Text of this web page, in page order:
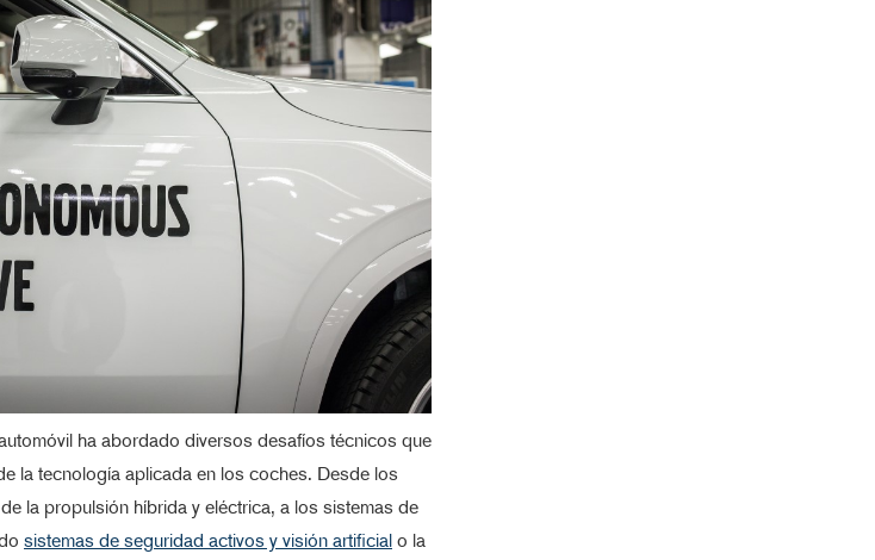
ha abordado diversos desafíos técnicos que
la tecnología aplicada en los coches. Desde los
la propulsión híbrida y eléctrica, a los sistemas de
sistemas de seguridad activos y visión artificial o la